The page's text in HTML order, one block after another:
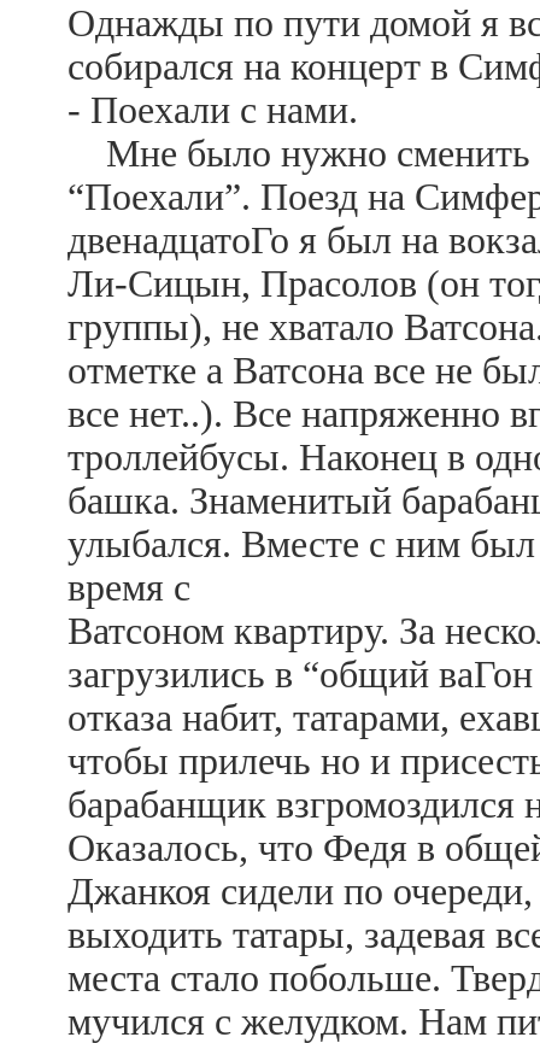
Однажды по пути домой я
собирался на концерт в
- Поехали с нами.
Мне было нужно сменить
“Поехали”. Поезд на
двенадцатоГо я был на
Ли-Сицын, Прасолов (он
группы), не хватало
отметке а Ватсона все не
все нет..). Все напряженно
троллейбусы. Наконец в
башка. Знаменитый
улыбался. Вместе с ним
время с
Ватсоном квартиру. За
загрузились в “общий
отказа набит, татарами,
чтобы прилечь но и
барабанщик взгромоздился
Оказалось, что Федя в
Джанкоя сидели по
выходить татары, задевая
места стало побольше.
мучился с желудком. Нам